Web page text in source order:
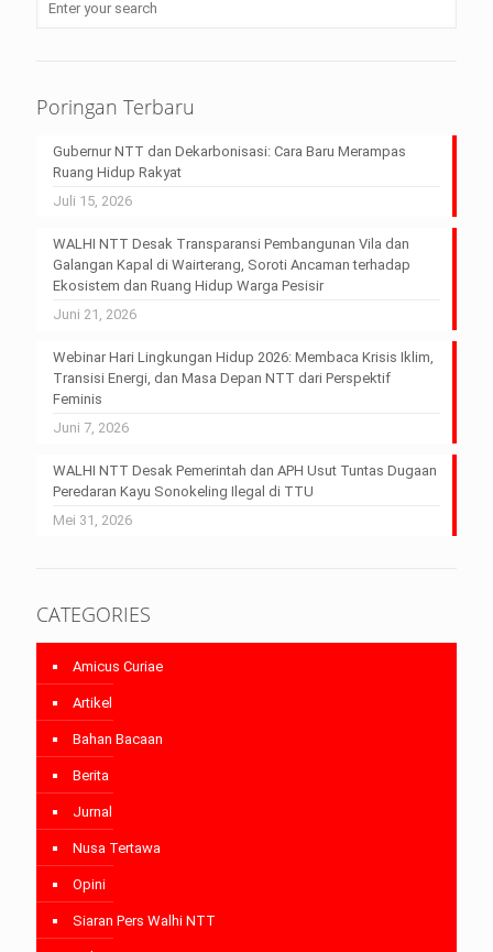
Poringan Terbaru
Gubernur NTT dan Dekarbonisasi: Cara Baru Merampas
Ruang Hidup Rakyat
Juli 15, 2026
WALHI NTT Desak Transparansi Pembangunan Vila dan
Galangan Kapal di Wairterang, Soroti Ancaman terhadap
Ekosistem dan Ruang Hidup Warga Pesisir
Juni 21, 2026
Webinar Hari Lingkungan Hidup 2026: Membaca Krisis Iklim,
Transisi Energi, dan Masa Depan NTT dari Perspektif
Feminis
Juni 7, 2026
WALHI NTT Desak Pemerintah dan APH Usut Tuntas Dugaan
Peredaran Kayu Sonokeling Ilegal di TTU
Mei 31, 2026
CATEGORIES
Amicus Curiae
Artikel
Bahan Bacaan
Berita
Jurnal
Nusa Tertawa
Opini
Siaran Pers Walhi NTT